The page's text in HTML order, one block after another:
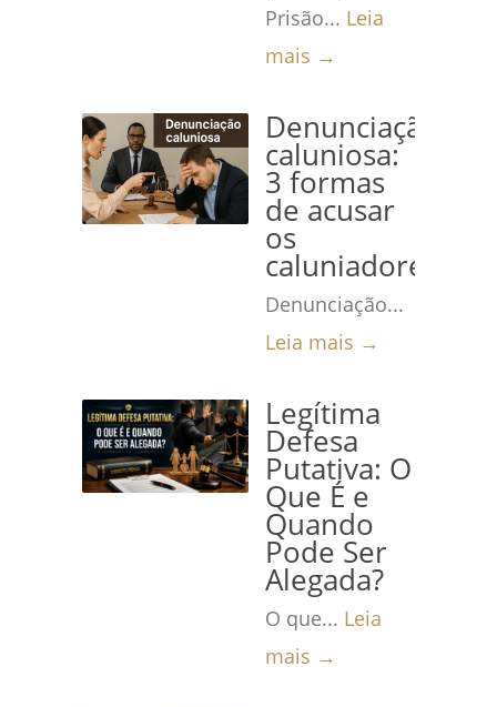
Prisão... Leia
mais →
Denunciação
caluniosa:
3 formas
de acusar
os
caluniadores
Denunciação...
Leia mais →
Legítima
Defesa
Putativa: O
Que É e
Quando
Pode Ser
Alegada?
O que... Leia
mais →